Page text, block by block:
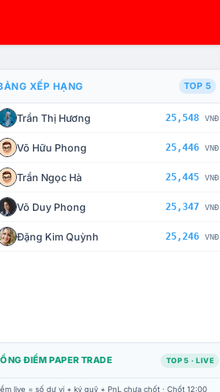
CHẾ TÀI XỬ LÝ VI PHẠM
XẾP HẠNG TOP 5
Trần Thị Hương 25,548 VNĐ
Võ Hữu Phong 25,446 VNĐ
Trần Ngọc Hà 25,445 VNĐ
Võ Duy Phong 25,347 VNĐ
Đặng Kim Quỳnh 25,246 VNĐ
ĐIỂM PAPER TRADE TOP 5 · LIVE
live = số dư ví + ký quỹ + PnL chưa chốt · Chốt 12:00